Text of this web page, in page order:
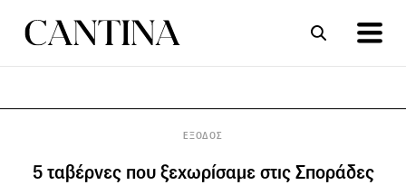
ΕΞΟΔΟΣ
5 ταβέρνες που ξεχωρίσαμε στις Σποράδες